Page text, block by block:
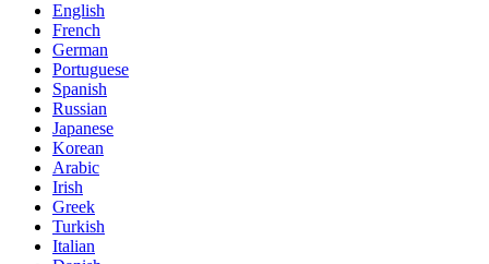
English
French
German
Portuguese
Spanish
Russian
Japanese
Korean
Arabic
Irish
Greek
Turkish
Italian